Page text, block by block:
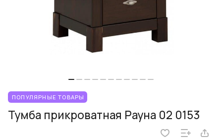
ПОПУЛЯРНЫЕ ТОВАРЫ
Тумба прикроватная Рауна 02 0153